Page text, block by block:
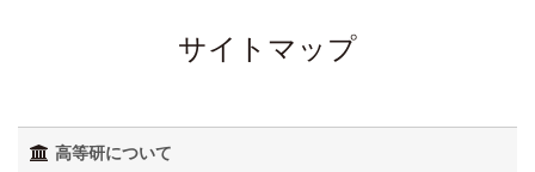
基本理念・ミッション
情報公開
けいはんな「meta鼎談」
IIAS塾ジュニアセミナー
サイトマップ
高等研について